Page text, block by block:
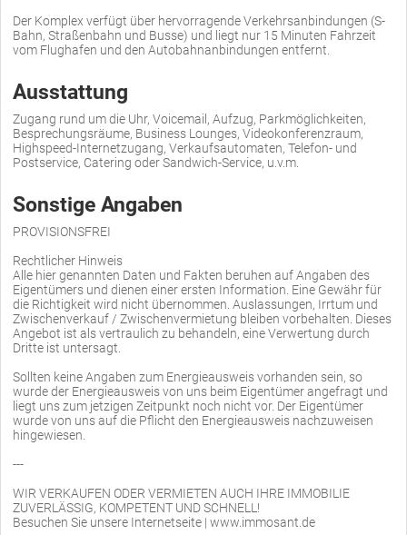
Der Komplex verfügt über hervorragende Verkehrsanbindungen (S-
Bahn, Straßenbahn und Busse) und liegt nur 15 Minuten Fahrzeit
vom Flughafen und den Autobahnanbindungen entfernt.
Ausstattung
Zugang rund um die Uhr, Voicemail, Aufzug, Parkmöglichkeiten,
Besprechungsräume, Business Lounges, Videokonferenzraum,
Highspeed-Internetzugang, Verkaufsautomaten, Telefon- und
Postservice, Catering oder Sandwich-Service, u.v.m.
Sonstige Angaben
PROVISIONSFREI
Rechtlicher Hinweis
Alle hier genannten Daten und Fakten beruhen auf Angaben des
Eigentümers und dienen einer ersten Information. Eine Gewähr für
die Richtigkeit wird nicht übernommen. Auslassungen, Irrtum und
Zwischenverkauf / Zwischenvermietung bleiben vorbehalten. Dieses
Angebot ist als vertraulich zu behandeln, eine Verwertung durch
Dritte ist untersagt.
Sollten keine Angaben zum Energieausweis vorhanden sein, so
wurde der Energieausweis von uns beim Eigentümer angefragt und
liegt uns zum jetzigen Zeitpunkt noch nicht vor. Der Eigentümer
wurde von uns auf die Pflicht den Energieausweis nachzuweisen
hingewiesen.
---
WIR VERKAUFEN ODER VERMIETEN AUCH IHRE IMMOBILIE
ZUVERLÄSSIG, KOMPETENT UND SCHNELL!
Besuchen Sie unsere Internetseite | www.immosant.de